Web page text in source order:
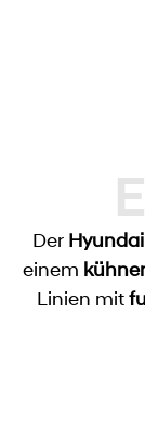
Der
einem
Linien mit